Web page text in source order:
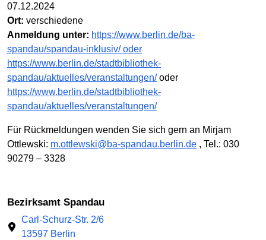
07.12.2024
Ort: verschiedene
Anmeldung unter: https://www.berlin.de/ba-
spandau/spandau-inklusiv/ oder
https://www.berlin.de/stadtbibliothek-
spandau/aktuelles/veranstaltungen/oder
https://www.berlin.de/stadtbibliothek-
spandau/aktuelles/veranstaltungen/
Für Rückmeldungen wenden Sie sich gern an Mirjam
Ottlewski: m.ottlewski@ba-spandau.berlin.de , Tel.: 030
90279 – 3328
Bezirksamt Spandau
Carl-Schurz-Str. 2/6
13597 Berlin